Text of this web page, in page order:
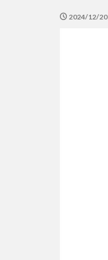
2024/12/20